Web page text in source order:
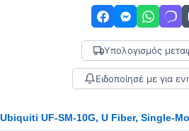
Υπολογισμός
Ειδοποίησέ με για
Ubiquiti UF-SM-10G, U Fiber, Single-